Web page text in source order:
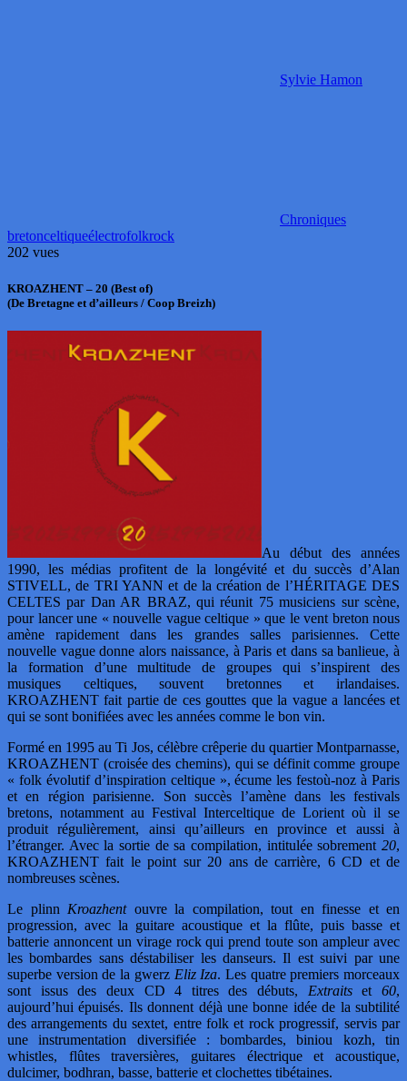
Sylvie Hamon
Chroniques
bretonceltiqueélectrofolkrock
202 vues
KROAZHENT – 20 (Best of)
(De Bretagne et d’ailleurs / Coop Breizh)
Au début des années
1990, les médias profitent de la longévité et du succès d’Alan
STIVELL, de TRI YANN et de la création de l’HÉRITAGE DES
CELTES par Dan AR BRAZ, qui réunit 75 musiciens sur scène,
pour lancer une « nouvelle vague celtique » que le vent breton nous
amène rapidement dans les grandes salles parisiennes. Cette
nouvelle vague donne alors naissance, à Paris et dans sa banlieue, à
la formation d’une multitude de groupes qui s’inspirent des
musiques celtiques, souvent bretonnes et irlandaises.
KROAZHENT fait partie de ces gouttes que la vague a lancées et
qui se sont bonifiées avec les années comme le bon vin.
Formé en 1995 au Ti Jos, célèbre crêperie du quartier Montparnasse,
KROAZHENT (croisée des chemins), qui se définit comme groupe
« folk évolutif d’inspiration celtique », écume les festoù-noz à Paris
et en région parisienne. Son succès l’amène dans les festivals
bretons, notamment au Festival Interceltique de Lorient où il se
produit régulièrement, ainsi qu’ailleurs en province et aussi à
l’étranger. Avec la sortie de sa compilation, intitulée sobrement 20,
KROAZHENT fait le point sur 20 ans de carrière, 6 CD et de
nombreuses scènes.
Le plinn Kroazhentouvre la compilation, tout en finesse et en
progression, avec la guitare acoustique et la flûte, puis basse et
batterie annoncent un virage rock qui prend toute son ampleur avec
les bombardes sans déstabiliser les danseurs. Il est suivi par une
superbe version de la gwerz Eliz Iza. Les quatre premiers morceaux
sont issus des deux CD 4 titres des débuts, Extraitset60,
aujourd’hui épuisés. Ils donnent déjà une bonne idée de la subtilité
des arrangements du sextet, entre folk et rock progressif, servis par
une instrumentation diversifiée : bombardes, biniou kozh, tin
whistles, flûtes traversières, guitares électrique et acoustique,
dulcimer, bodhran, basse, batterie et clochettes tibétaines.